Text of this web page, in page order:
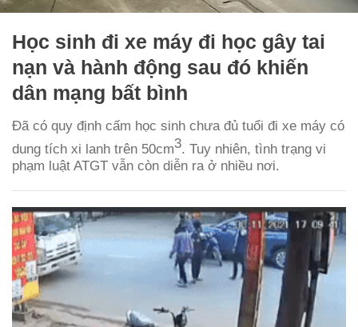
Học sinh đi xe máy đi học gây tai
nạn và hành động sau đó khiến
dân mạng bất bình
Đã có quy định cấm học sinh chưa đủ tuổi đi xe máy có
dung tích xi lanh trên 50cm3. Tuy nhiên, tình trạng vi
phạm luật ATGT vẫn còn diễn ra ở nhiều nơi.